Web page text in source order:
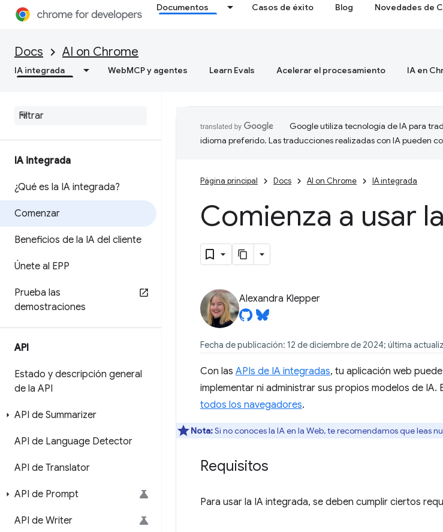
Documentos Casos de éxito Blog Novedades de
Docs AI on Chrome
IA integrada WebMCP y agentes Learn Evals Acelerar el procesamiento IA en
IA integrada
¿Qué es la IA integrada?
Comenzar
Beneficios de la IA del cliente
Únete al EPP
Prueba las
demostraciones
API
Estado y descripción general
de la API
API de Summarizer
API de Language Detector
API de Translator
API de Prompt
API de Writer
Google utiliza tecnología de IA para
idioma preferido. Las traducciones realizadas con IA pueden
Página principal Docs AI on Chrome IA integrada
Comienza a usar
Alexandra Klepper
Fecha de publicación: 12 de diciembre de 2024; última
Con las APIs de IA integradas, tu aplicación web
implementar ni administrar sus propios modelos de IA.
todos los navegadores.
Nota:Si no conoces la IA en la Web, te recomendamos que leas
Requisitos
Para usar la IA integrada, se deben cumplir ciertos